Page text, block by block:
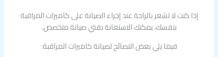
إذا كنت لا تشعر بالراحة عند إجراء الصيانة على كاميرات المراقبة
بنفسك، يمكنك الاستعانة بفني صيانة متخصص.
فيما يلي بعض النصائح لصيانة كاميرات المراقبة: